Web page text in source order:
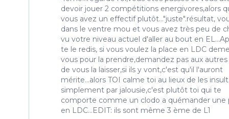
devoir jouer 2 compétitions energivores,alors
vous avez un effectif plutôt..."juste".résultat,
dans le ventre mou et vous avez très peu de
vu votre niveau actuel d'aller au bout en
te le redis, si vous voulez la place en LDC
vous pour la prendre,demandez pas aux
de vous la laisser,si ils y vont,c'est qu'il l'auront
mérite...alors TOI calme toi au lieux de les
simplement par jalousie,c'est plutôt toi qui te
comporte comme un clodo a quémander une
en LDC...EDIT: ils sont même 3 ème de L1